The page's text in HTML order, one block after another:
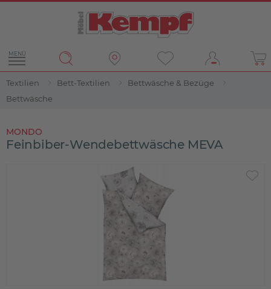
MENÜ
Textilien Bett-Textilien
Bettwäsche & Bezüge
Bettwäsche
MONDO
Feinbiber-Wendebettwäsche MEVA